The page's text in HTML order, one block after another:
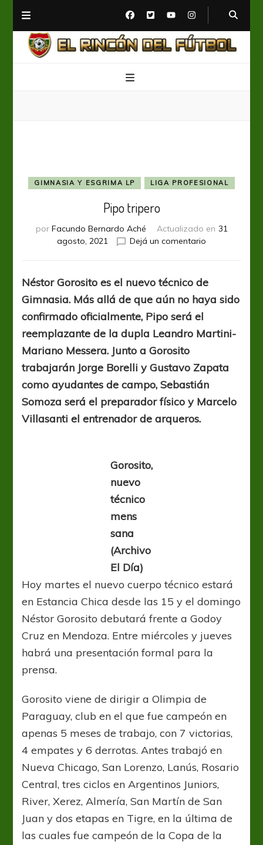
GIMNASIA Y ESGRIMA LP LIGA PROFESIONAL
Pipo tripero
por Facundo Bernardo Aché Actualizado en 31
agosto, 2021
Dejá un comentario
Néstor Gorosito es el nuevo técnico de
Gimnasia. Más allá de que aún no haya sido
confirmado oficialmente, Pipo será el
reemplazante de la dupla Leandro Martini-
Mariano Messera. Junto a Gorosito
trabajarán Jorge Borelli y Gustavo Zapata
como ayudantes de campo, Sebastián
Somoza será el preparador físico y Marcelo
Villasanti el entrenador de arqueros.
Gorosito,
nuevo
técnico
mens
sana
(Archivo
El Día)
Hoy martes el nuevo cuerpo técnico estará
en Estancia Chica desde las 15 y el domingo
Néstor Gorosito debutará frente a Godoy
Cruz en Mendoza. Entre miércoles y jueves
habrá una presentación formal para la
prensa.
Gorosito viene de dirigir a Olimpia de
Paraguay, club en el que fue campeón en
apenas 5 meses de trabajo, con 7 victorias,
4 empates y 6 derrotas. Antes trabajó en
Nueva Chicago, San Lorenzo, Lanús, Rosario
Central, tres ciclos en Argentinos Juniors,
River, Xerez, Almería, San Martín de San
Juan y dos etapas en Tigre, en la última de
las cuales fue campeón de la Copa de la